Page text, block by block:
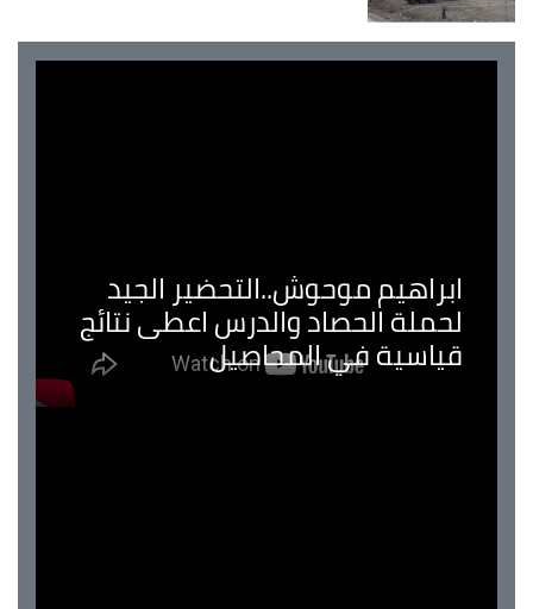
ابراهيم موحوش..التحضير الجيد
لحملة الحصاد والدرس اعطى نتائج
قياسية في المحاصيل